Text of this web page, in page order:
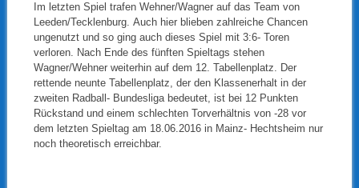
Im letzten Spiel trafen Wehner/Wagner auf das Team von
Leeden/Tecklenburg. Auch hier blieben zahlreiche Chancen
ungenutzt und so ging auch dieses Spiel mit 3:6- Toren
verloren. Nach Ende des fünften Spieltags stehen
Wagner/Wehner weiterhin auf dem 12. Tabellenplatz. Der
rettende neunte Tabellenplatz, der den Klassenerhalt in der
zweiten Radball- Bundesliga bedeutet, ist bei 12 Punkten
Rückstand und einem schlechten Torverhältnis von -28 vor
dem letzten Spieltag am 18.06.2016 in Mainz- Hechtsheim nur
noch theoretisch erreichbar.